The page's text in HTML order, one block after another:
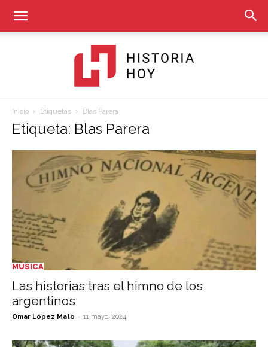
Hoy
Inicio Etiquetas Blas Parera
Etiqueta: Blas Parera
MÚSICA
Las historias tras el himno de los
argentinos
Omar López Mato - 11 mayo, 2024